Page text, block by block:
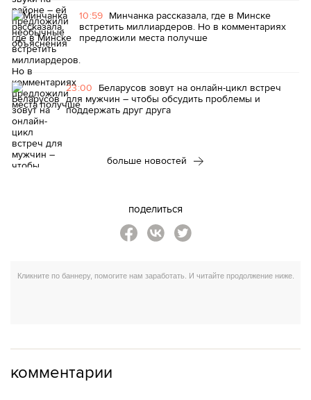
10:59 Минчанка рассказала, где в Минске
встретить миллиардеров. Но в комментариях
предложили места получше
23:00 Беларусов зовут на онлайн-цикл встреч
для мужчин – чтобы обсудить проблемы и
поддержать друг друга
больше новостей
поделиться
комментарии